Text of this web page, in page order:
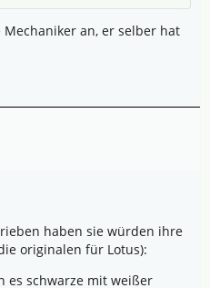
an, er selber hat
haben sie würden ihre
originalen für Lotus):
es schwarze mit weißer